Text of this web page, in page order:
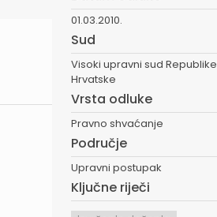
01.03.2010.
Sud
Visoki upravni sud Republike
Hrvatske
Vrsta odluke
Pravno shvaćanje
Područje
Upravni postupak
Ključne riječi